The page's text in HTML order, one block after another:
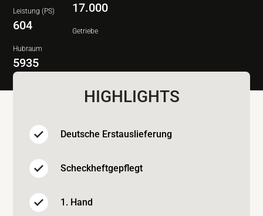
Leistung (PS)
604
Hubraum
5935
17.000
Getriebe
HIGHLIGHTS
Deutsche Erstauslieferung
Scheckheftgepflegt
1. Hand